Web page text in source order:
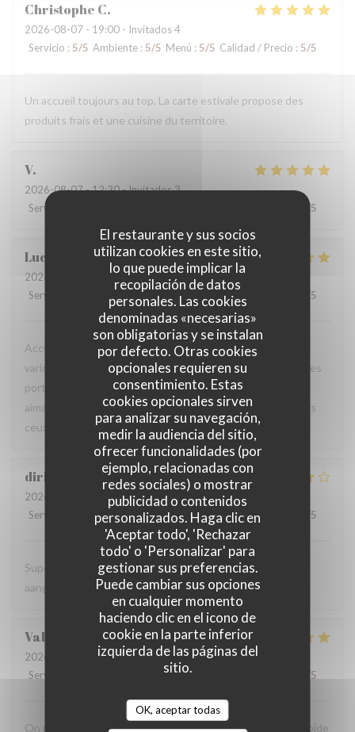
El restaurante y sus socios
utilizan cookies en este sitio,
lo que puede implicar la
recopilación de datos
personales. Las cookies
denominadas «necesarias»
son obligatorias y se instalan
por defecto. Otras cookies
opcionales requieren su
consentimiento. Estas
cookies opcionales sirven
para analizar su navegación,
medir la audiencia del sitio,
ofrecer funcionalidades (por
ejemplo, relacionadas con
redes sociales) o mostrar
publicidad o contenidos
personalizados. Haga clic en
'Aceptar todo', 'Rechazar
todo' o 'Personalizar' para
gestionar sus preferencias.
Puede cambiar sus opciones
en cualquier momento
haciendo clic en el icono de
cookie en la parte inferior
izquierda de las páginas del
sitio.
OK, aceptar todas
Christophe C
2026-08-07 - 19:00 - Invitados 4
Servicio : 5/5 Ambiente : 5/5 Menú : 5/5 Calidad / Precio : 5/5
Un accueil toujours au top. La carte estivale propose des
produits frais et une cuisine du territoire.
V
2026-08-07- 12:30 - Invitados 3
Servicio
/5
Luc
2026-08-06
- 18:45 - Invitados 2
Servicio
: /5 Menú Calidad / Precio /5
Accueil chaleureux et professionnel, table agréable, carte
variée avec un bon choix de plats. Les produits sont frais, les
portions généreuses et le service est particulièrement
aimable. Une excellente adresse que je recommande à tous
ceux qui sont de passage dans la région.
dirk
2026-08-06
- 19:00 - Invitados 2
Servicio
Ambiente: 5/5 Menú: 4/5 Calidad / Precio /5
Super vriendelijke ontvagst, zeer goede prijs kwaliteit,
aangenaam kader, een aanradee
Valerie
2026-08-06
- 12:45 - Invitados 4
Servicio
Menú /5
On recommande vivement, carte avec du choix ,service rapide